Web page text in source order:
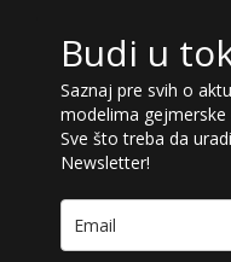
Budi u
Saznaj pre svih o
modelima gejmerske
Sve što treba da
Newsletter!